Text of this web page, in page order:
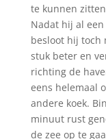
te kunnen
Nadat hij al
besloot hij toch
stuk beter en
richting de
eens helemaal
andere koek.
minuut rust
de zee op te